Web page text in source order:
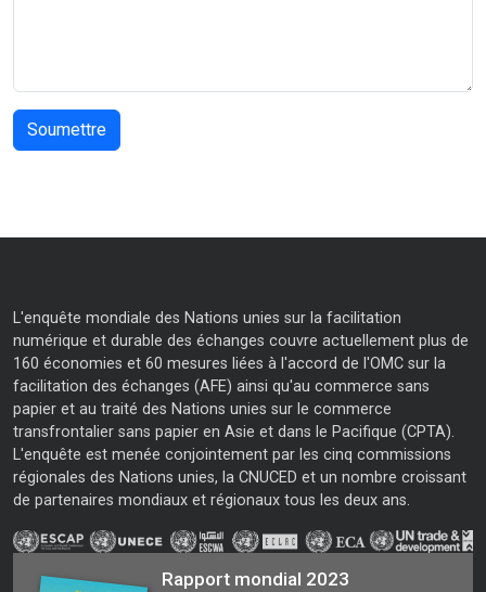
L'enquête mondiale des Nations unies sur la facilitation
numérique et durable des échanges couvre actuellement plus de
160 économies et 60 mesures liées à l'accord de l'OMC sur la
facilitation des échanges (AFE) ainsi qu'au commerce sans
papier et au traité des Nations unies sur le commerce
transfrontalier sans papier en Asie et dans le Pacifique (CPTA).
L'enquête est menée conjointement par les cinq commissions
régionales des Nations unies, la CNUCED et un nombre croissant
de partenaires mondiaux et régionaux tous les deux ans.
Rapport mondial 2023